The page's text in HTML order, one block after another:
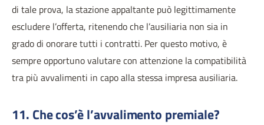
di tale prova, la stazione appaltante può legittimamente
escludere l’offerta, ritenendo che l’ausiliaria non sia in
grado di onorare tutti i contratti. Per questo motivo, è
sempre opportuno valutare con attenzione la compatibilità
tra più avvalimenti in capo alla stessa impresa ausiliaria.
11. Che cos’è l’avvalimento premiale?